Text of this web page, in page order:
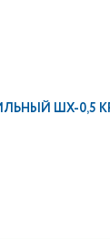
ШХ-0,5